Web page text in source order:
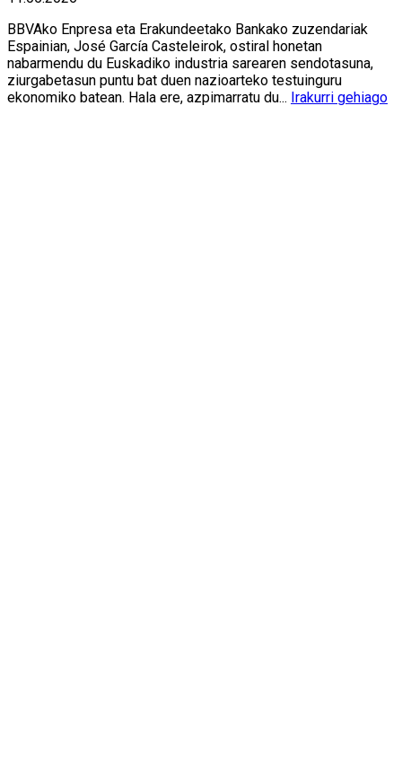
BBVAko Enpresa eta Erakundeetako Bankako zuzendariak
Espainian, José García Casteleirok, ostiral honetan
nabarmendu du Euskadiko industria sarearen sendotasuna,
ziurgabetasun puntu bat duen nazioarteko testuinguru
ekonomiko batean. Hala ere, azpimarratu du... Irakurri gehiago